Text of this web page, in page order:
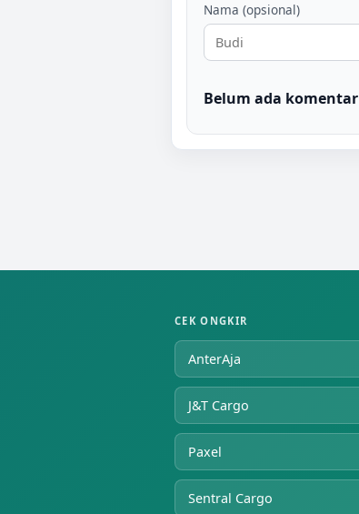
Nama (opsional)
Belum ada komentar
CEK ONGKIR
AnterAja
J&T Cargo
Paxel
Sentral Cargo